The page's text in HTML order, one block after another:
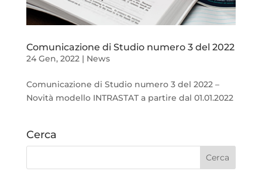
Comunicazione di Studio numero 3 del 2022
24 Gen, 2022| News
Comunicazione di Studio numero 3 del 2022 –
Novità modello INTRASTAT a partire dal 01.01.2022
Cerca